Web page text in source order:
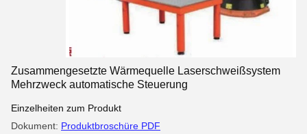
Zusammengesetzte Wärmequelle Laserschweißsystem
Mehrzweck automatische Steuerung
Einzelheiten zum Produkt
Dokument: Produktbroschüre PDF